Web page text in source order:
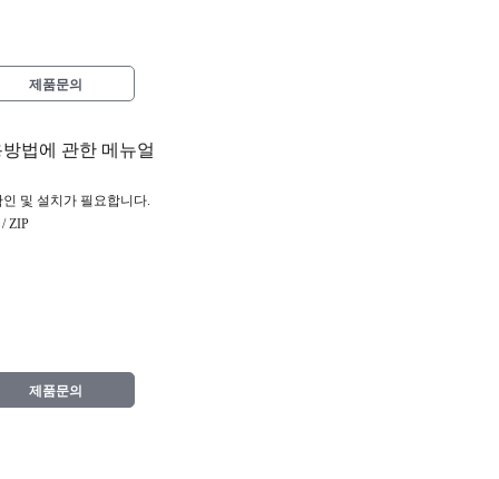
제품문의
법에 관한 메뉴얼
및 설치가 필요합니다.
ZIP
제품문의